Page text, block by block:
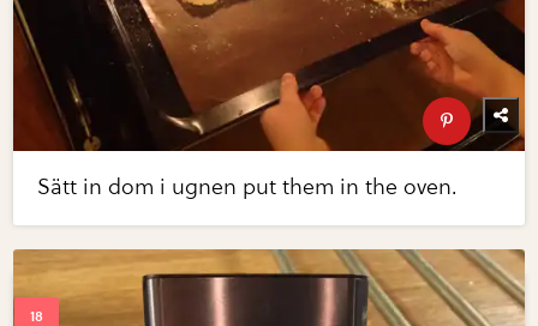
Sätt in dom i ugnen put them in the oven.